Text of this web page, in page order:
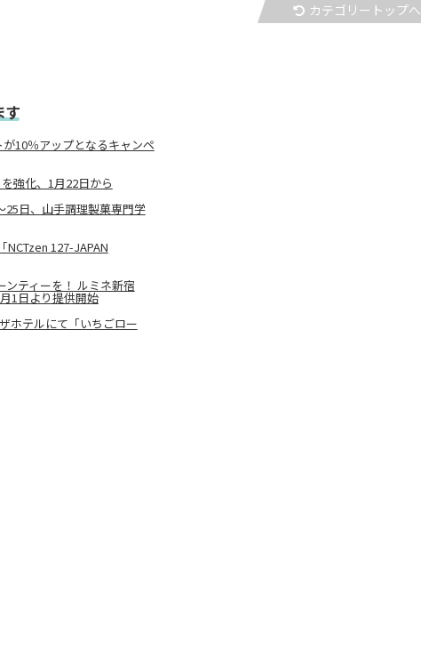
カテゴリートップへ
す
10％アップとなるキャンペ
強化、1月22日から
25日、山手調理製菓専門学
127-JAPAN
ティーを！ ルミネ新宿
1日より提供開始
ホテルにて「いちごロー